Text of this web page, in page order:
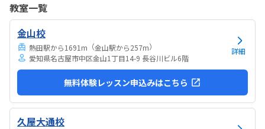
も多いです。お知らせや作品などの掲示物はいつも綺麗に貼られてい
て、教室内は綺麗に保たれています。良心的な値段で、また季節のオプ
ションの講習なども必要に応じて選ぶことができ、負担になることな
く続けられています。映像授業がメインではあります...
教室一覧
金山校
熱田駅から1691m （金山駅から257m）
愛知県名古屋市中区金山1丁目14-9 長谷川ビル6階
詳細
無料体験レッスン申込みはこちら
久屋大通校